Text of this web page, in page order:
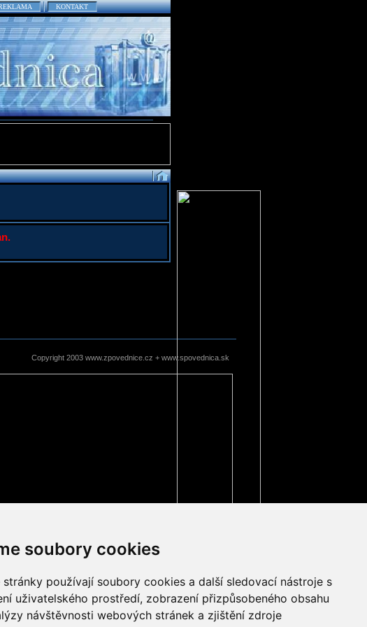
soubory cookies
používají soubory cookies a další sledovací nástroje s
uživatelského prostředí, zobrazení přizpůsobeného obsahu
návštěvnosti webových stránek a zjištění zdroje
KONTAKT
Copyright 2003 www.zpovednice.cz + www.spovednica.sk